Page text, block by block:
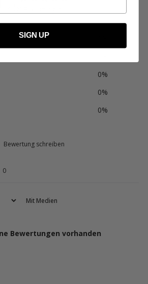
0%
0%
0%
Bewertung schreiben
0
Mit Medien
Bewertungen vorhanden
SIGN UP